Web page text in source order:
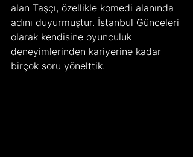
alan Taşçı, özellikle komedi alanında
adını duyurmuştur. İstanbul Günceleri
olarak kendisine oyunculuk
deneyimlerinden kariyerine kadar
birçok soru yönelttik.